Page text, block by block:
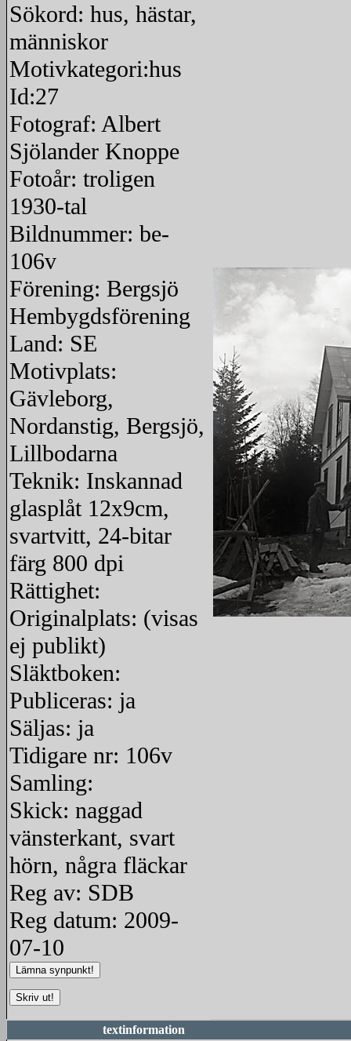
Sökord: hus, hästar,
människor
Motivkategori:hus
Id:27
Fotograf: Albert
Sjölander Knoppe
Fotoår: troligen
1930-tal
Bildnummer: be-
106v
Förening: Bergsjö
Hembygdsförening
Land: SE
Motivplats:
Gävleborg,
Nordanstig, Bergsjö,
Lillbodarna
Teknik: Inskannad
glasplåt 12x9cm,
svartvitt, 24-bitar
färg 800 dpi
Rättighet:
Originalplats: (visas
ej publikt)
Släktboken:
Publiceras: ja
Säljas: ja
Tidigare nr: 106v
Samling:
Skick: naggad
vänsterkant, svart
hörn, några fläckar
Reg av: SDB
Reg datum: 2009-
07-10
textinformation